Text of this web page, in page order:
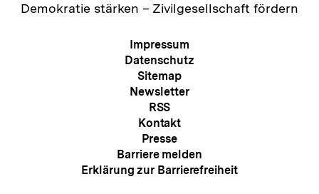
Zur
Demokratie stärken – Zivilgesellschaft fördern
Meta-
Navigation
Impressum
Datenschutz
Sitemap
Newsletter
RSS
Kontakt
Presse
Barriere melden
Erklärung zur Barrierefreiheit